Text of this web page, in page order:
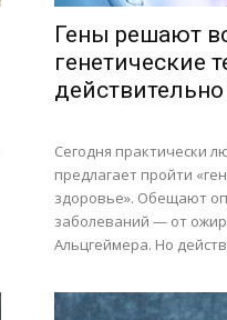
Гены решают
генетические
Сегодня практически
предлагает пройти
здоровье». Обещают
заболеваний — от
Альцгеймера. Но